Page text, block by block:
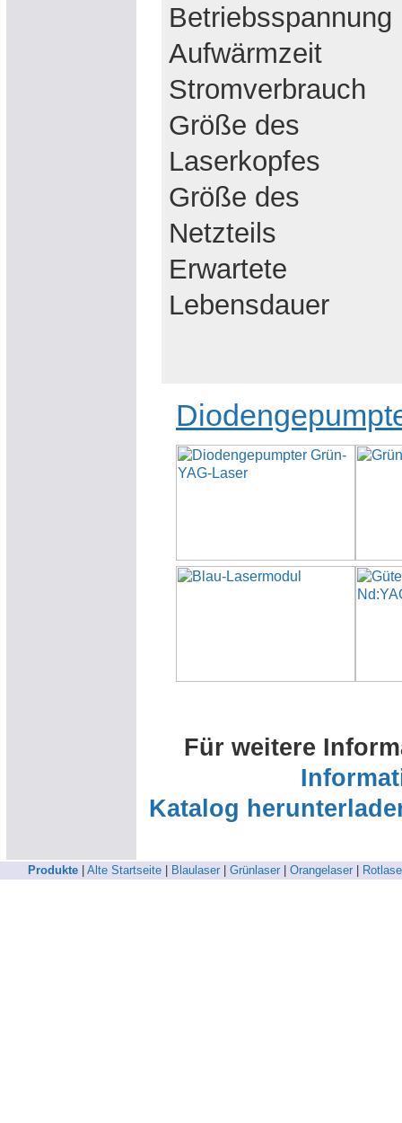
Betriebsspannung
Aufwärmzeit
Stromverbrauch
Größe des
Laserkopfes
Größe des
Netzteils
Erwartete
Lebensdauer
Für weitere
Katalog
Produkte Alte Startseite Blaulaser Grünlaser Orangelaser